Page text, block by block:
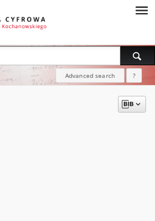
Advanced search ?